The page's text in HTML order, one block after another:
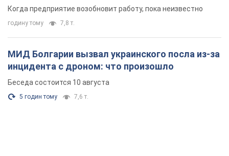
Когда предприятие возобновит работу, пока неизвестно
годину тому 7,8 т.
МИД Болгарии вызвал украинского посла из-за
инцидента с дроном: что произошло
Беседа состоится 10 августа
5 годин тому 7,6 т.